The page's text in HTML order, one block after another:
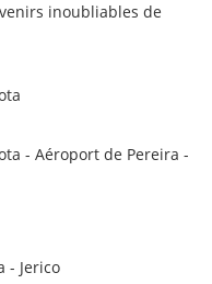
inoubliables de
- Aéroport de Pereira -
- Jerico